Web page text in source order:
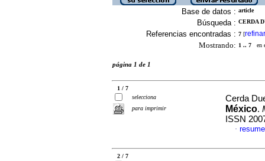
Base de datos : article
Búsqueda : CERDA
Referencias encontradas : 7 [refinar
Mostrando: 1 .. 7 en
página 1 de 1
1 / 7
selecciona
para imprimir
Cerda
México.
ISSN
·
2 / 7